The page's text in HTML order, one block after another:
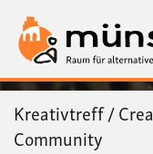
Kreativtreff /
Community